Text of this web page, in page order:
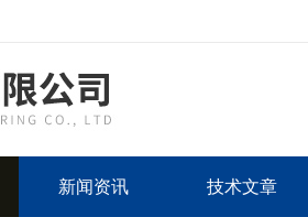
新闻资讯 技术文章